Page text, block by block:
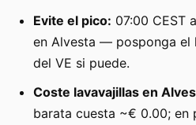
Evite el pico: 07:00 CEST
en Alvesta — posponga el
del VE si puede.
Coste lavavajillas en
barata cuesta ~€ 0.00;